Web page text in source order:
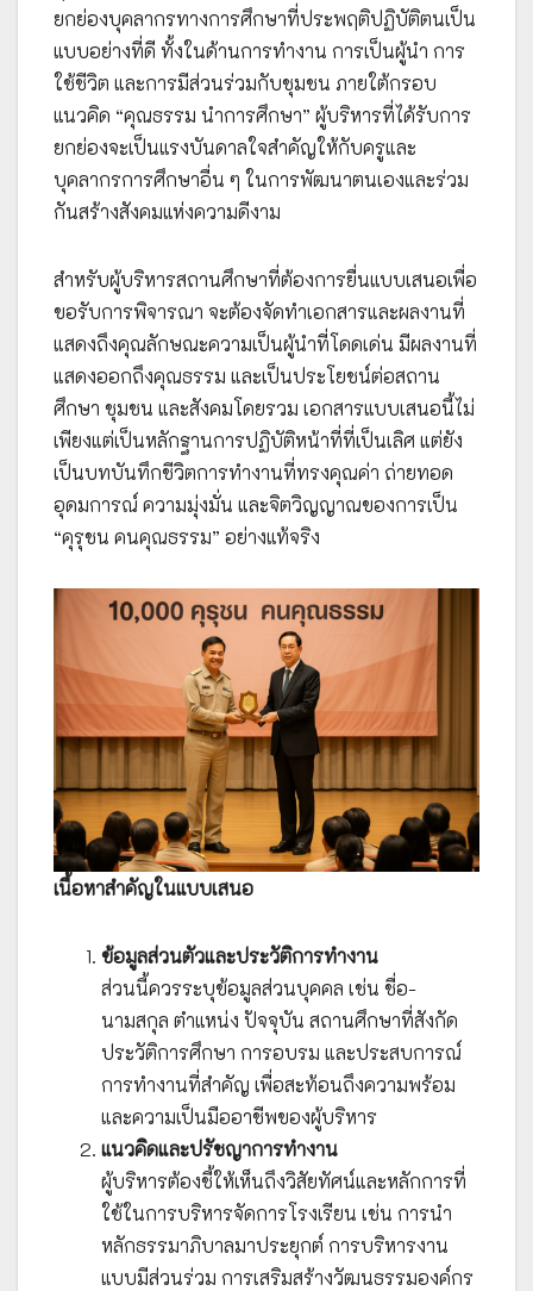
ยกย่องบุคลากรทางการศึกษาที่ประพฤติปฏิบัติตนเป็น
แบบอย่างที่ดี ทั้งในด้านการทำงาน การเป็นผู้นำ การ
ใช้ชีวิต และการมีส่วนร่วมกับชุมชน ภายใต้กรอบ
แนวคิด “คุณธรรม นำการศึกษา” ผู้บริหารที่ได้รับการ
ยกย่องจะเป็นแรงบันดาลใจสำคัญให้กับครูและ
บุคลากรการศึกษาอื่น ๆ ในการพัฒนาตนเองและร่วม
กันสร้างสังคมแห่งความดีงาม
สำหรับผู้บริหารสถานศึกษาที่ต้องการยื่นแบบเสนอเพื่อ
ขอรับการพิจารณา จะต้องจัดทำเอกสารและผลงานที่
แสดงถึงคุณลักษณะความเป็นผู้นำที่โดดเด่น มีผลงานที่
แสดงออกถึงคุณธรรม และเป็นประโยชน์ต่อสถาน
ศึกษา ชุมชน และสังคมโดยรวม เอกสารแบบเสนอนี้ไม่
เพียงแต่เป็นหลักฐานการปฏิบัติหน้าที่ที่เป็นเลิศ แต่ยัง
เป็นบทบันทึกชีวิตการทำงานที่ทรงคุณค่า ถ่ายทอด
อุดมการณ์ ความมุ่งมั่น และจิตวิญญาณของการเป็น
“คุรุชน คนคุณธรรม” อย่างแท้จริง
เนื้อหาสำคัญในแบบเสนอ
ข้อมูลส่วนตัวและประวัติการทำงาน
ส่วนนี้ควรระบุข้อมูลส่วนบุคคล เช่น ชื่อ-
นามสกุล ตำแหน่ง ปัจจุบัน สถานศึกษาที่สังกัด
ประวัติการศึกษา การอบรม และประสบการณ์
การทำงานที่สำคัญ เพื่อสะท้อนถึงความพร้อม
และความเป็นมืออาชีพของผู้บริหาร
แนวคิดและปรัชญาการทำงาน
ผู้บริหารต้องชี้ให้เห็นถึงวิสัยทัศน์และหลักการที่
ใช้ในการบริหารจัดการโรงเรียน เช่น การนำ
หลักธรรมาภิบาลมาประยุกต์ การบริหารงาน
แบบมีส่วนร่วม การเสริมสร้างวัฒนธรรมองค์กร